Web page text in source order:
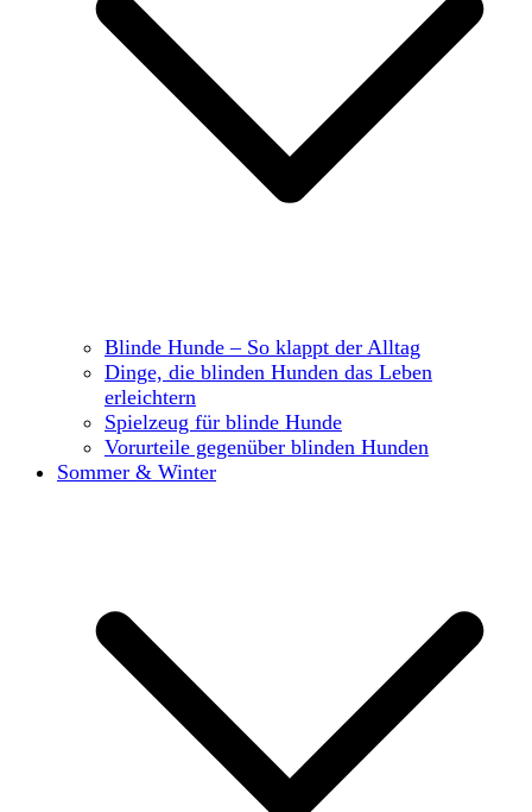
Blinde Hunde – So klappt der Alltag
Dinge, die blinden Hunden das Leben
erleichtern
Spielzeug für blinde Hunde
Vorurteile gegenüber blinden Hunden
Sommer & Winter